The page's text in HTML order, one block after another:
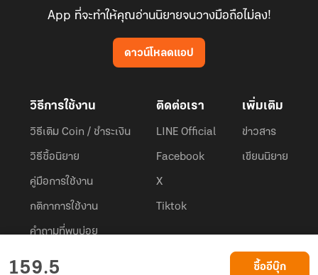
159.5 ซื้ออีบุ๊ก
App ที่จะทำให้คุณอ่านนิยายจนวางมือถือไม่ลง!
ดาวน์โหลดแอป
วิธีการใช้งาน
วิธีเติม Coin / ชำระเงิน
วิธีซื้อนิยาย
คู่มือการใช้งาน
กติกาการใช้งาน
คำถามที่พบบ่อย
ติดต่อเรา
LINE Official
Facebook
X
Tiktok
เพิ่มเติม
ข่าวสาร
เขียนนิยาย
Dek-D.com ใช้คุกกี้เพื่อพัฒนาประสบการณ์ของ ผู้ใช้ให้ดียิ่งขึ้น
ยอมรับ